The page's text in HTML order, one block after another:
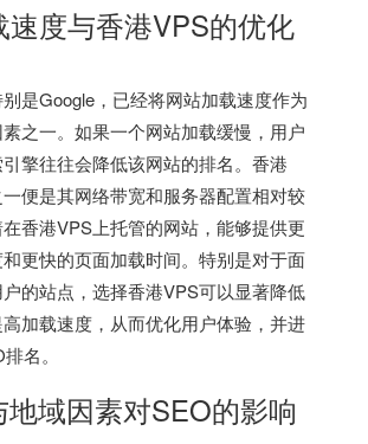
速度与香港VPS的优化
是Google，已经将网站加载速度作为
之一。如果一个网站加载缓慢，用户
擎往往会降低该网站的排名。 香港
便是其网络带宽和服务器配置相对较
香港VPS上托管的网站，能够提供更
更快的页面加载时间。特别是对于面
的站点，选择香港VPS可以显著降低
加载速度，从而优化用户体验，并进
名。
地域因素对SEO的影响